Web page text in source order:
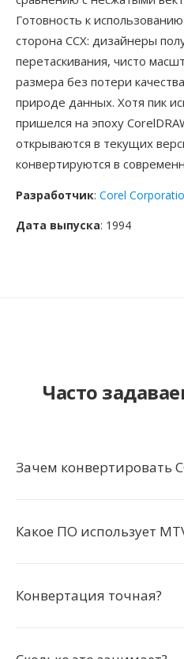
Готовность к
сторона CCX: дизайнеры
перетаскивания, чисто
размера без потери
природе данных. Хотя пик
пришелся на эпоху
открываются в текущих
конвертируются в
Разработчик: Corel
Дата выпуска: 1994
Часто
Зачем конвертировать
Какое ПО использует
Конвертация точная?